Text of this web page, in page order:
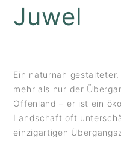
Juwel
Ein naturnah
mehr als nur der
Offenland – er ist ein
Landschaft oft
einzigartigen